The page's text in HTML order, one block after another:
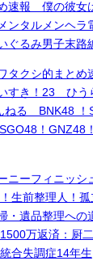
速報 僕の彼女
ンタルメンヘラ
ぐるみ男子末路
タクシ的まと
すき！23 ひう
ねる BNK48 ！
！GNZ48！
ニーフィニッシ
生前整理人！孤
・遺品整理への
万返済：厨
合失調症14年生